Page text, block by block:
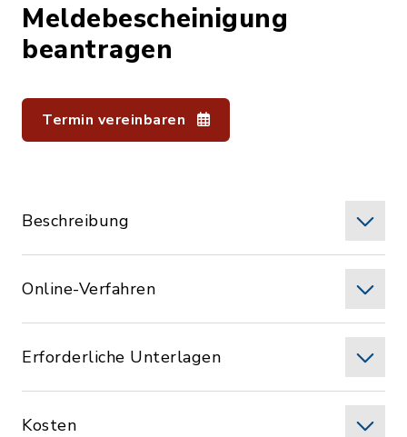
Meldebescheinigung
beantragen
Termin vereinbaren
Beschreibung
Online-Verfahren
Erforderliche Unterlagen
Kosten